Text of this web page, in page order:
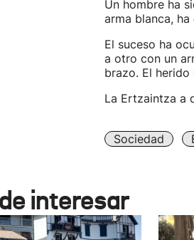
Un hombre ha
arma blanca,
El suceso ha
a otro con un
brazo. El
La Ertzaintza a
Sociedad
interesar